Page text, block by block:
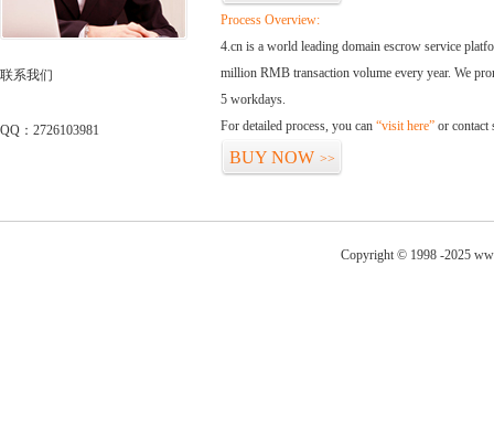
联系我们
QQ：2726103981
Process Overview:
4.cn is a world leading domain escrow service
million RMB transaction volume every year. We
5 workdays.
For detailed process, you can “visit here” or contact
BUY NOW >>
Copyright © 1998 -2025